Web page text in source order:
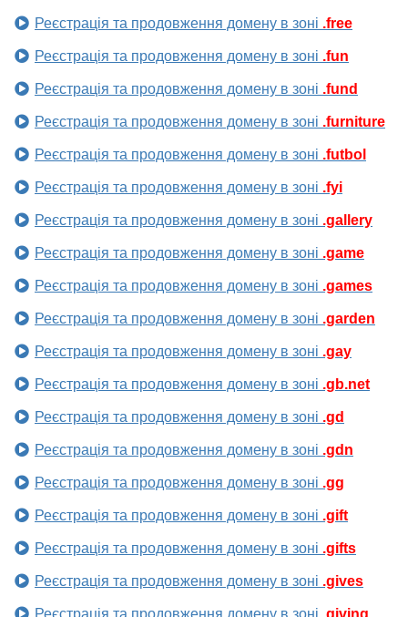
Реєстрація та продовження домену в зоні .free
Реєстрація та продовження домену в зоні .fun
Реєстрація та продовження домену в зоні .fund
Реєстрація та продовження домену в зоні .furniture
Реєстрація та продовження домену в зоні .futbol
Реєстрація та продовження домену в зоні .fyi
Реєстрація та продовження домену в зоні .gallery
Реєстрація та продовження домену в зоні .game
Реєстрація та продовження домену в зоні .games
Реєстрація та продовження домену в зоні .garden
Реєстрація та продовження домену в зоні .gay
Реєстрація та продовження домену в зоні .gb.net
Реєстрація та продовження домену в зоні .gd
Реєстрація та продовження домену в зоні .gdn
Реєстрація та продовження домену в зоні .gg
Реєстрація та продовження домену в зоні .gift
Реєстрація та продовження домену в зоні .gifts
Реєстрація та продовження домену в зоні .gives